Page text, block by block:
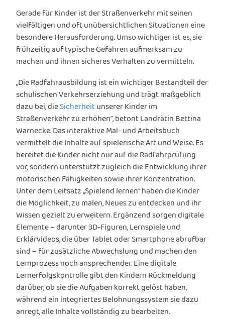
Gerade für Kinder ist der Straßenverkehr mit seinen
vielfältigen und oft unübersichtlichen Situationen eine
besondere Herausforderung. Umso wichtiger ist es, sie
frühzeitig auf typische Gefahren aufmerksam zu
machen und ihnen sicheres Verhalten zu vermitteln.
„Die Radfahrausbildung ist ein wichtiger Bestandteil der
schulischen Verkehrserziehung und trägt maßgeblich
dazu bei, dieSicherheitunserer Kinder im
Straßenverkehr zu erhöhen“, betont Landrätin Bettina
Warnecke. Das interaktive Mal- und Arbeitsbuch
vermittelt die Inhalte auf spielerische Art und Weise. Es
bereitet die Kinder nicht nur auf die Radfahrprüfung
vor, sondern unterstützt zugleich die Entwicklung ihrer
motorischen Fähigkeiten sowie ihrer Konzentration.
Unter dem Leitsatz „Spielend lernen“ haben die Kinder
die Möglichkeit, zu malen, Neues zu entdecken und ihr
Wissen gezielt zu erweitern. Ergänzend sorgen digitale
Elemente – darunter 3D-Figuren, Lernspiele und
Erklärvideos, die über Tablet oder Smartphone abrufbar
sind – für zusätzliche Abwechslung und machen den
Lernprozess noch ansprechender. Eine digitale
Lernerfolgskontrolle gibt den Kindern Rückmeldung
darüber, ob sie die Aufgaben korrekt gelöst haben,
während ein integriertes Belohnungssystem sie dazu
anregt, alle Inhalte vollständig zu bearbeiten.